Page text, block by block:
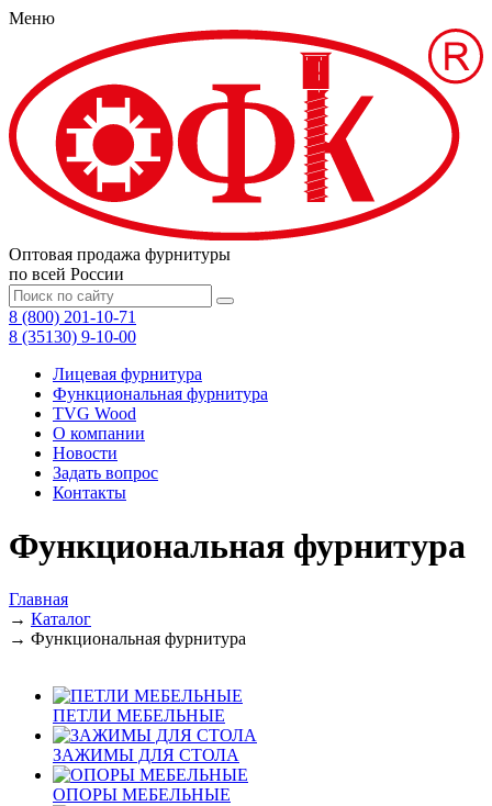
Меню
Оптовая продажа фурнитуры
по всей России
8 (800) 201-10-71
8 (35130) 9-10-00
Лицевая фурнитура
Функциональная фурнитура
TVG Wood
О компании
Новости
Задать вопрос
Контакты
Функциональная фурнитура
Главная
→ Каталог
→ Функциональная фурнитура
ПЕТЛИ МЕБЕЛЬНЫЕ
ЗАЖИМЫ ДЛЯ СТОЛА
ОПОРЫ МЕБЕЛЬНЫЕ